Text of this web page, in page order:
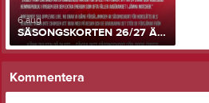
6 aug
SÄSONGSKORTEN 26/27 ÄR SLÄPPTA!
Kommentera